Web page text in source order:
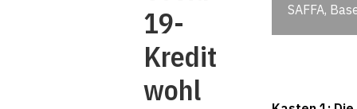
19-
Kredit
wohl
SAFFA,